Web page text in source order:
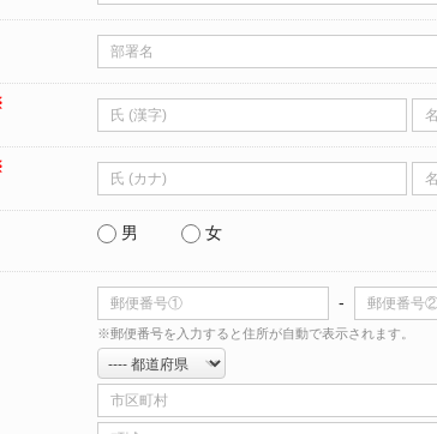
男 女
-
※郵便番号を入力すると住所が自動で表示されます。